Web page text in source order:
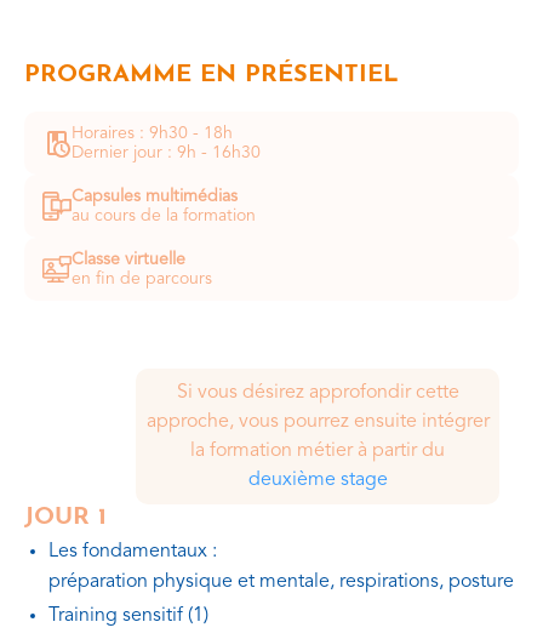
PROGRAMME EN PRÉSENTIEL
Horaires : 9h30 - 18h
Dernier jour : 9h - 16h30
Capsules multimédias
au cours de la formation
Classe virtuelle
en fin de parcours
Si vous désirez approfondir cette
approche, vous pourrez ensuite intégrer
la formation métier à partir du
deuxième stage
JOUR 1
Les fondamentaux :
préparation physique et mentale, respirations, posture
Training sensitif (1)